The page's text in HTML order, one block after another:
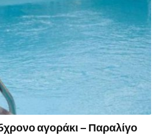
αγοράκι – Παραλίγο